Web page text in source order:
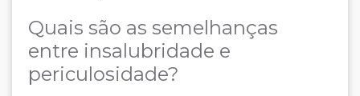
Quais são as semelhanças
entre insalubridade e
periculosidade?